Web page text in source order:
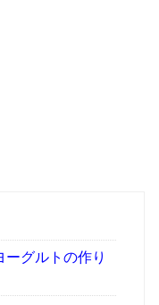
グルトの作り